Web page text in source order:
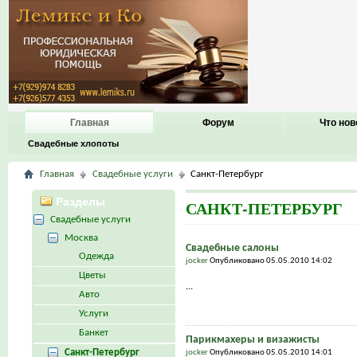
Главная
Свадебные хлопоты
Форум Что
Главная Свадебные услуги Санкт-Петербург
САНКТ-ПЕТЕРБУРГ
Свадебные салоны
jockerОпубликовано 05.05.2010 14:02
...
Парикмахеры и визажисты
jockerОпубликовано 05.05.2010 14:01
Разделы
Свадебные услуги
Москва
Одежда
Цветы
Авто
Услуги
Банкет
Санкт-Петербург